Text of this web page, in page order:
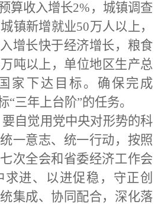
算收入增长2%，城镇调查
镇新增就业50万人以上，
增长快于经济增长，粮食
吨以上，单位地区生产总
家下达目标。确保完成
“三年上台阶”的任务。
自觉用党中央对形势的科
一意志、统一行动，按照
次全会和省委经济工作会
进、以进促稳，守正创
集成、协同配合，深化落